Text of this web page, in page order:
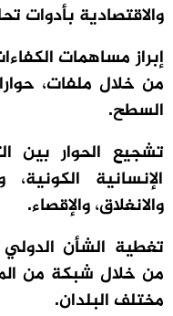
والاقتصادية بأدوات
إبراز مساهمات
من خلال ملفات،
السطح.
تشجيع الحوار بين
الإنسانية
والانغلاق، والإقصاء.
تغطية الشأن الدولي
من خلال شبكة من
مختلف البلدان.